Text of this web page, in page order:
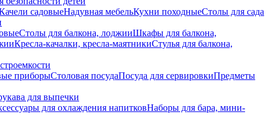
садовыеНадувная мебельКухни походныеСтолы для сада
Столы для балкона, лоджииШкафы для балкона,
Кресла-качалки, кресла-маятникиСтулья для балкона,
приборыСтоловая посудаПосуда для сервировкиПредметы
для выпечки
для охлаждения напитковНаборы для бара, мини-